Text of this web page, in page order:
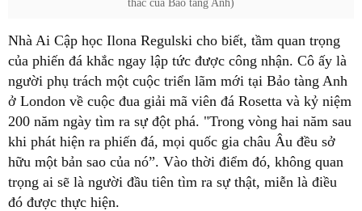
thác của Bảo tàng Anh)
Nhà Ai Cập học Ilona Regulski cho biết, tầm quan trọng
của phiến đá khắc ngay lập tức được công nhận. Cô ấy là
người phụ trách một cuộc triển lãm mới tại Bảo tàng Anh
ở London về cuộc đua giải mã viên đá Rosetta và kỷ niệm
200 năm ngày tìm ra sự đột phá. "Trong vòng hai năm sau
khi phát hiện ra phiến đá, mọi quốc gia châu Âu đều sở
hữu một bản sao của nó”. Vào thời điểm đó, không quan
trọng ai sẽ là người đầu tiên tìm ra sự thật, miễn là điều
đó được thực hiện.